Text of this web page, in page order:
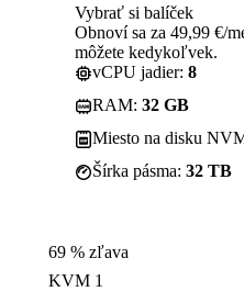
Vybrať si balíček
Obnoví sa za 49,99 €/
môžete kedykoľvek.
vCPU jadier: 8
RAM: 32 GB
Miesto na disku
Šírka pásma: 32 TB
69 % zľava
KVM 1